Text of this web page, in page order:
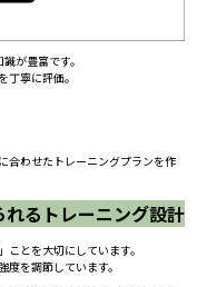
が豊富です。
寧に評価。
合わせたトレーニングプランを作
るトレーニング設計
とを大切にしています。
度を調節しています。